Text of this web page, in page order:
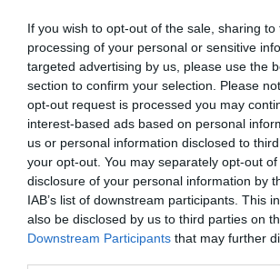
If you wish to opt-out of the sale, sharing
processing of your personal or sensitive
targeted advertising by us, please use the
section to confirm your selection. Please
opt-out request is processed you may
interest-based ads based on personal
us or personal information disclosed to
your opt-out. You may separately opt-out
disclosure of your personal information by
IAB’s list of downstream participants. This
also be disclosed by us to third parties on
Downstream Participants that may further
estar tensando la cuerda de la provocación más
Netanyahu se aferra al
EVA MALDONADO 16/06/2026
Benjamin Netanyahu ha
sobre su futuro político. A sus 76
más tiempo ha ocupado la
israelí ha anunciado que volverá
elecciones parlamentarias
hará, además, con la misma
caracterizado buena...